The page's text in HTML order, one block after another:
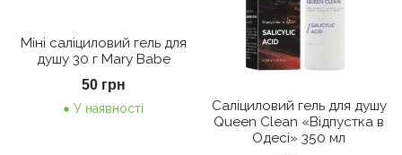
Міні саліциловий гель для
душу 30 г Mary Babe
50 грн
У наявності
Саліциловий гель для душу
Queen Clean «Відпустка в
Одесі» 350 мл